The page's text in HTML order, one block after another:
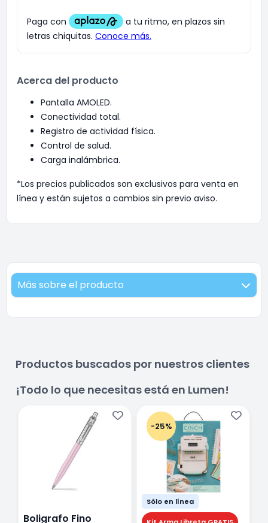
Acerca del producto
Pantalla AMOLED.
Conectividad total.
Registro de actividad física.
Control de salud.
Carga inalámbrica.
*Los precios publicados son exclusivos para venta en
línea y están sujetos a cambios sin previo aviso.
Más sobre el producto
Productos buscados por nuestros clientes
¡Todo lo que necesitas está en Lumen!
Boligrafo Fino
-25%
Sólo en línea